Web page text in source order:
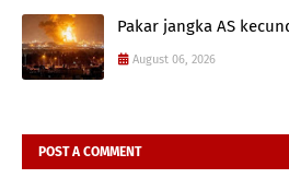
Pakar jangka AS
August 06, 2026
POST A COMMENT